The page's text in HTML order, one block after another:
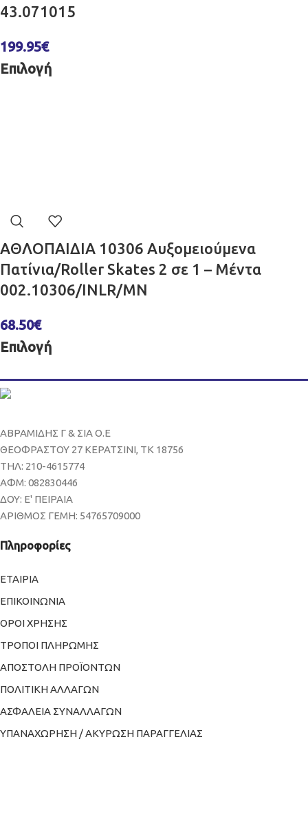
43.071015
199.95€
Επιλογή
ΑΘΛΟΠΑΙΔΙΑ 10306 Αυξομειούμενα
Πατίνια/Roller Skates 2 σε 1 – Μέντα
002.10306/INLR/MN
68.50€
Επιλογή
ΑΒΡΑΜΙΔΗΣ Γ & ΣΙΑ Ο.Ε
ΘΕΟΦΡΑΣΤΟΥ 27 ΚΕΡΑΤΣΙΝΙ, ΤΚ 18756
ΤΗΛ: 210-4615774
ΑΦΜ: 082830446
ΔΟΥ: Ε' ΠΕΙΡΑΙΑ
ΑΡΙΘΜΟΣ ΓΕΜΗ: 54765709000
Πληροφορίες
ΕΤΑΙΡΙΑ
ΕΠΙΚΟΙΝΩΝΙΑ
ΟΡΟΙ ΧΡΗΣΗΣ
ΤΡΟΠΟΙ ΠΛΗΡΩΜΗΣ
ΑΠΟΣΤΟΛΗ ΠΡΟΪΟΝΤΩΝ
ΠΟΛΙΤΙΚΗ ΑΛΛΑΓΩΝ
ΑΣΦΑΛΕΙΑ ΣΥΝΑΛΛΑΓΩΝ
ΥΠΑΝΑΧΩΡΗΣΗ / ΑΚΥΡΩΣΗ ΠΑΡΑΓΓΕΛΙΑΣ